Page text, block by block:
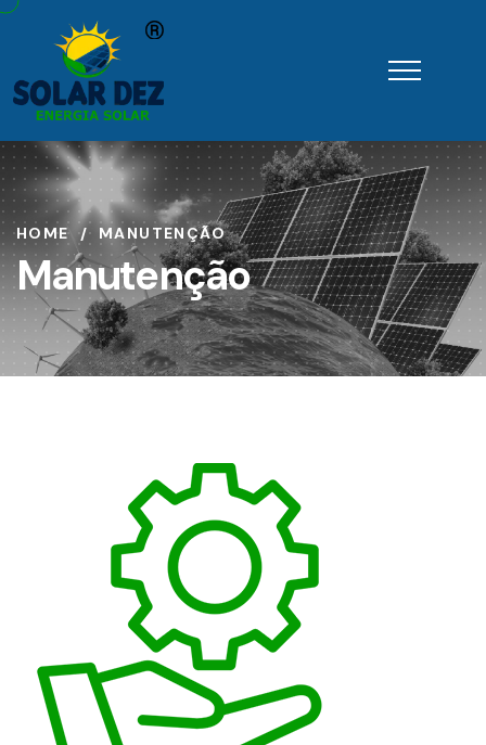
HOME MANUTENÇÃO
Manutenção